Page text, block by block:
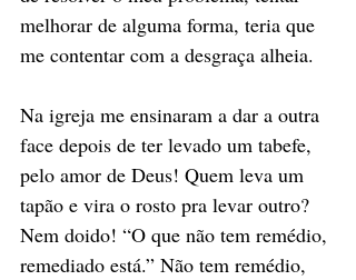
melhorar de alguma forma, teria que
me contentar com a desgraça alheia.
Na igreja me ensinaram a dar a outra
face depois de ter levado um tabefe,
pelo amor de Deus! Quem leva um
tapão e vira o rosto pra levar outro?
Nem doido! “O que não tem remédio,
remediado está.” Não tem remédio,